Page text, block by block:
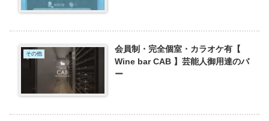
その他
会員制・完全個室・カラオケ有【
Wine bar CAB 】芸能人御用達のバ
ー